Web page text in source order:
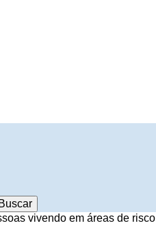
vivendo em áreas de risco